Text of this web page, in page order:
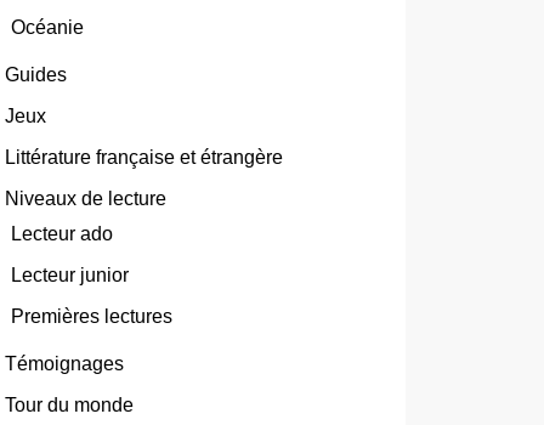
Océanie
Guides
Jeux
Littérature française et étrangère
Niveaux de lecture
Lecteur ado
Lecteur junior
Premières lectures
Témoignages
Tour du monde